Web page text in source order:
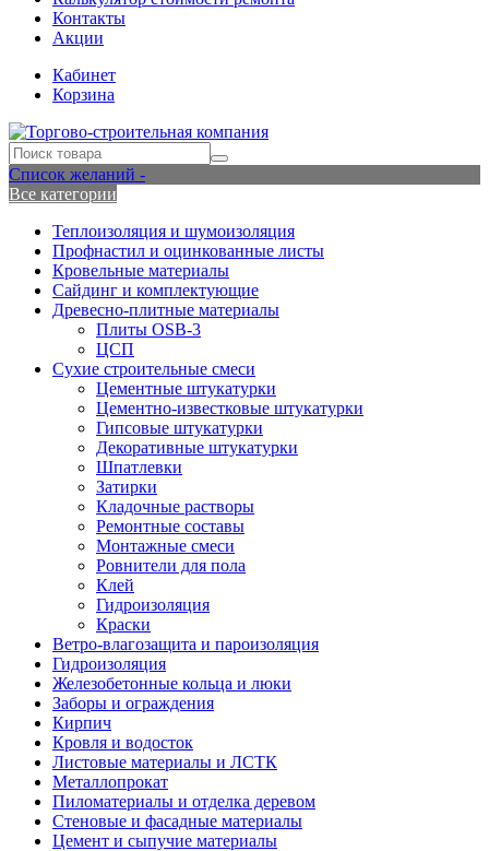
Контакты
Акции
Кабинет
Корзина
Список желаний -
Все категории
Теплоизоляция и шумоизоляция
Профнастил и оцинкованные листы
Кровельные материалы
Сайдинг и комплектующие
Древесно-плитные материалы
Плиты OSB-3
ЦСП
Сухие строительные смеси
Цементные штукатурки
Цементно-известковые штукатурки
Гипсовые штукатурки
Декоративные штукатурки
Шпатлевки
Затирки
Кладочные растворы
Ремонтные составы
Монтажные смеси
Ровнители для пола
Клей
Гидроизоляция
Краски
Ветро-влагозащита и пароизоляция
Гидроизоляция
Железобетонные кольца и люки
Заборы и ограждения
Кирпич
Кровля и водосток
Листовые материалы и ЛСТК
Металлопрокат
Пиломатериалы и отделка деревом
Стеновые и фасадные материалы
Цемент и сыпучие материалы